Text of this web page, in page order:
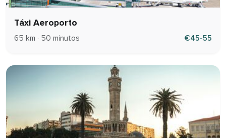
Táxi Aeroporto
65 km · 50 minutos €45-55